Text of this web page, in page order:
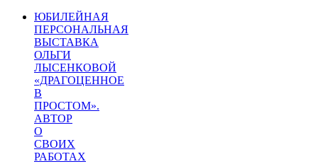
ЮБИЛЕЙНАЯ
ПЕРСОНАЛЬНАЯ
ВЫСТАВКА
ОЛЬГИ
ЛЫСЕНКОВОЙ
«ДРАГОЦЕННОЕ
В
ПРОСТОМ».
АВТОР
О
СВОИХ
РАБОТАХ